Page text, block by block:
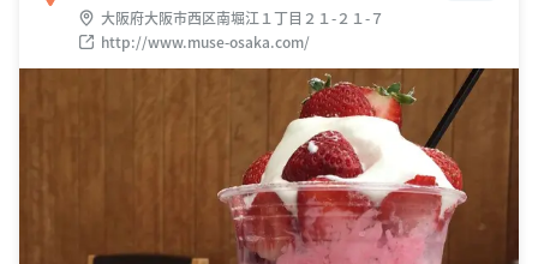
大阪府大阪市西区南堀江１丁目２１-２１-７
http://www.muse-osaka.com/